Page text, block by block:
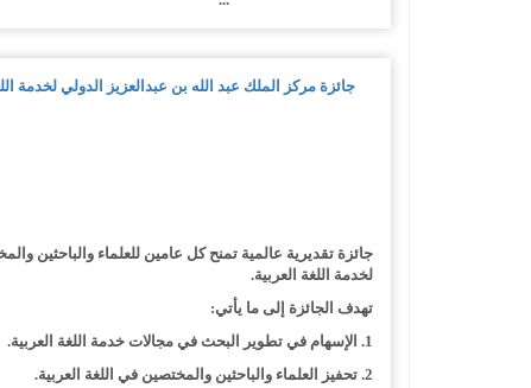
جائزة مركز الملك عبد الله بن عبدالعزيز الدولي لخدمة
جائزة تقديرية عالمية تمنح كل عامين للعلماء والباحثين
لخدمة اللغة العربية.
تهدف الجائزة إلى ما يأتي:
1. الإسهام في تطوير البحث في مجالات خدمة اللغة العربية.
2. تحفيز العلماء والباحثين والمختصين في اللغة العربية.